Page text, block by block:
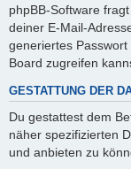
phpBB-Software
deiner E-Mail-
generiertes
Board zugreifen
GESTATTUNG DER
Du gestattest dem
näher spezifizierten
und anbieten zu